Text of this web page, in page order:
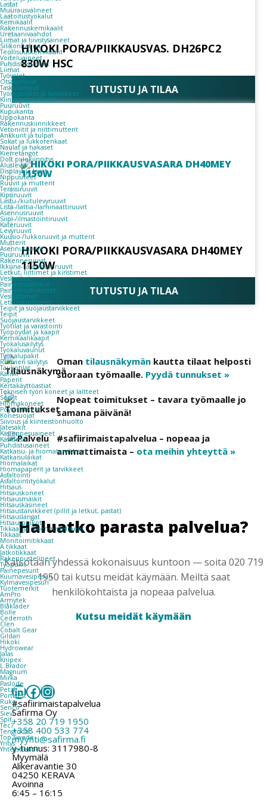
Lastat
Muurausvälineet
Laatoitustyökalut
Kemikaalit
Rakennuskemikaalit
Uretaanivaahdot
Liimat ja tiivistysaineet
Silikonitahna
Teollisuuskemikaalit
Voiteluaineet
Puhdistusaineet
Liimat
Työvalot
Otsalamput
Taskulamput
Työmaavalot ja tarvikkeet
Kiinnitys­tarvikkeet
Puuruuvit
Kupukanta
Uppokanta
Rakennuskiinnikkeet
Vetoniitit ja niittimutterit
Ankkurit ja tulpat
Sokat ja lukkorenkaat
Naulat ja hakaset
Kierretangot
Dolt piilokiinnitys
Aluslevyt
Displayt ja lavat
Nippusiteet
Ruuvit ja mutterit
Terassiruuvit
Kipsiruuvit
Lastu-/kuitulevyruuvit
Lista-/lattia-/laminaattiruuvit
Asennusruuvit
Siipi-/ilmastointiruuvit
Kateruuvit
Levyruuvit
Kuusio-/lukkoruuvit ja mutterit
Mutterit
Asennusruuvit
Puuruuvit
Rakenneruuvit
Ikkuna- ja ankkuriruuvit
Letkut, liittimet ja kiristimet
Vesiletkut
Paineilmaletkut
Paineilmaliittimet
Vesiliittimet
Letkunkiristimet
Teipit ja suojaustarvikkeet
Teipit
Suojaustarvikkeet
Työtilat ja varastointi
Työpöydät ja kaapit
Kemikaalikaapit
Työkalusäilytys
Työkaluvaunut
Työkalupakit
Ruuvien säilytys
Taukotilat
Kahvit
Paperit
Kertakäyttöastiat
Teknisen työn koneet ja laitteet
Sorvit
Hiomakoneet
Pöytäsirkkelit
Konesuojat
Siivous ja kiinteistönhuolto
Jätesäkit
Käsienpesuaineet
Käsidesit
Puhdistusaineet
Katkaisu- ja hiomatarvikkeet
Katkaisulaikat
Hiomalaikat
Hiomapaperit ja tarvikkeet
Asfaltointi
Asfaltointityökalut
Hitsaus
Hitsauskoneet
Hitsausmaskit
Hitsauskäsineet
Hitsaustarvikkeet (pillit ja letkut, pastat)
Hitsauslangat
Hitsauspuikot
Tikkaat ja rakennustelineet
Tikkaat
Monitoimitikkaat
A tikkaat
Jatkotikkaat
Rakennustelineet
Työpukit
Painepesurit
Kuumavesipesuri
Kylmävesipesuri
Tuotemerkit
AmPro
Armytek
Blåkläder
Bolle
Cederroth
Clen
Cobalt Gear
Gildan
Hikoki
Hydrowear
Jalas
Knipex
L.Brador
Magnum
Mirka
Paslode
Petzl
Portwest
Ruko
Senco
Sievi
Spit
Tec7
Tengtools
Top Swede
Yritys
Yhteystiedot
HIKOKI PORA/PIIKKAUSVAS. DH26PC2
830W HSC
TUTUSTU JA TILAA
HIKOKI PORA/PIIKKAUSVASARA DH40MEY
1150W
TUTUSTU JA TILAA
Oman tilausnäkymän kautta tilaat helposti
suoraan työmaalle. Pyydä tunnukset »
Nopeat toimitukset – tavara työmaalle jo
samana päivänä!
#safiirimaistapalvelua – nopeaa ja
ammattimaista – ota meihin yhteyttä »
Haluatko parasta palvelua?
Katsotaan yhdessä kokonaisuus kuntoon — soita 020 719
1950 tai kutsu meidät käymään. Meiltä saat
henkilökohtaista ja nopeaa palvelua.
Kutsu meidät käymään
LinkedIn
Facebook
Instagram
#safiirimaistapalvelua
Safirma Oy
+358 20 719 1950
+358 400 533 774
myynti@safirma.fi
y-tunnus: 3117980-8
Myymälä
Alikeravantie 30
04250 KERAVA
Avoinna
6:45 – 16:15